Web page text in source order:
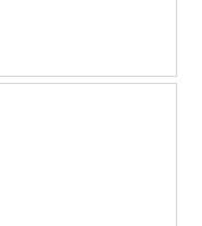
mais
o
da
de
do